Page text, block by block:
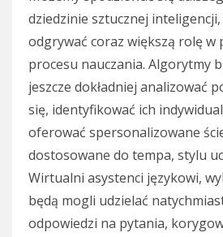
dziedzinie sztucznej
odgrywać coraz większą rolę w
procesu nauczania. Algorytmy
jeszcze dokładniej analizować
się, identyfikować ich
oferować spersonalizowane
dostosowane do tempa, stylu
Wirtualni asystenci językowi,
będą mogli udzielać
odpowiedzi na pytania,